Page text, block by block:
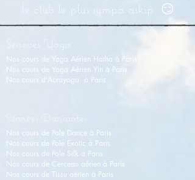
le club le plus sympa askip 😏
Séances Yoga
Nos cours de Yoga Aérien Hatha à Paris
Nos cours de Yoga Aérien Yin à Paris
Nos cours d'Acroyoga à Paris
Séances Dansantes
Nos cours de Pole Dance à Paris
Nos cours de Pole Exotic à Paris
Nos cours de Pole Silk à Paris
Nos cours de Cerceau aérien à Paris
Nos cours de Tissu aérien à Paris